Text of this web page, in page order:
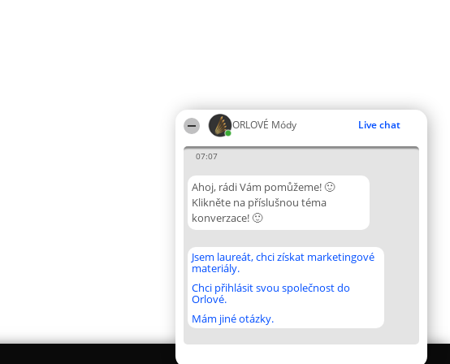
ORLOVÉ Módy Live chat
07:07
Ahoj, rádi Vám pomůžeme! 🙂
Klikněte na příslušnou téma
konverzace! 🙂
Jsem laureát, chci získat marketingové
materiály.
Chci přihlásit svou společnost do
Orlové.
Mám jiné otázky.